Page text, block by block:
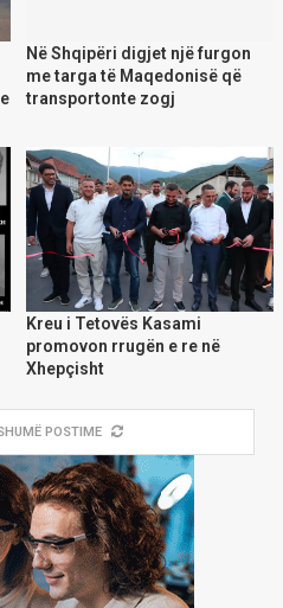
Në Shqipëri digjet një furgon
me targa të Maqedonisë që
transportonte zogj
Kreu i Tetovës Kasami
promovon rrugën e re në
Xhepçisht
POSTIME